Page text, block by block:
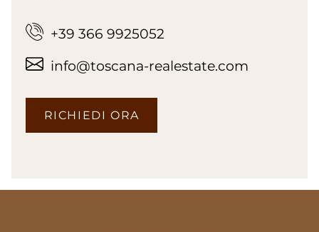
+39 366 9925052
info@toscana-realestate.com
RICHIEDI ORA